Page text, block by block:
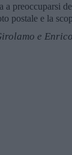
a preoccuparsi
postale e la
e